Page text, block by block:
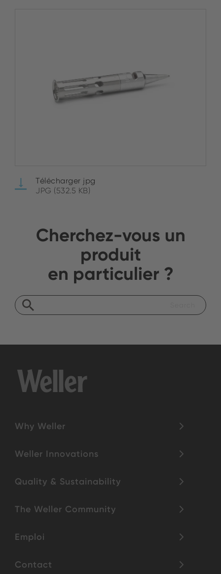
Télécharger jpg
JPG (532.5 KB)
Cherchez-vous un
produit
en particulier ?
Why Weller
Weller Innovations
Quality & Sustainability
The Weller Community
Emploi
Contact